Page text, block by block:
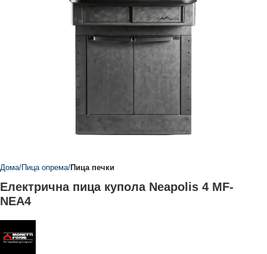
Дома Пица опрема Пица печки
Електрична пица купола Neapolis 4 MF-
NEA4